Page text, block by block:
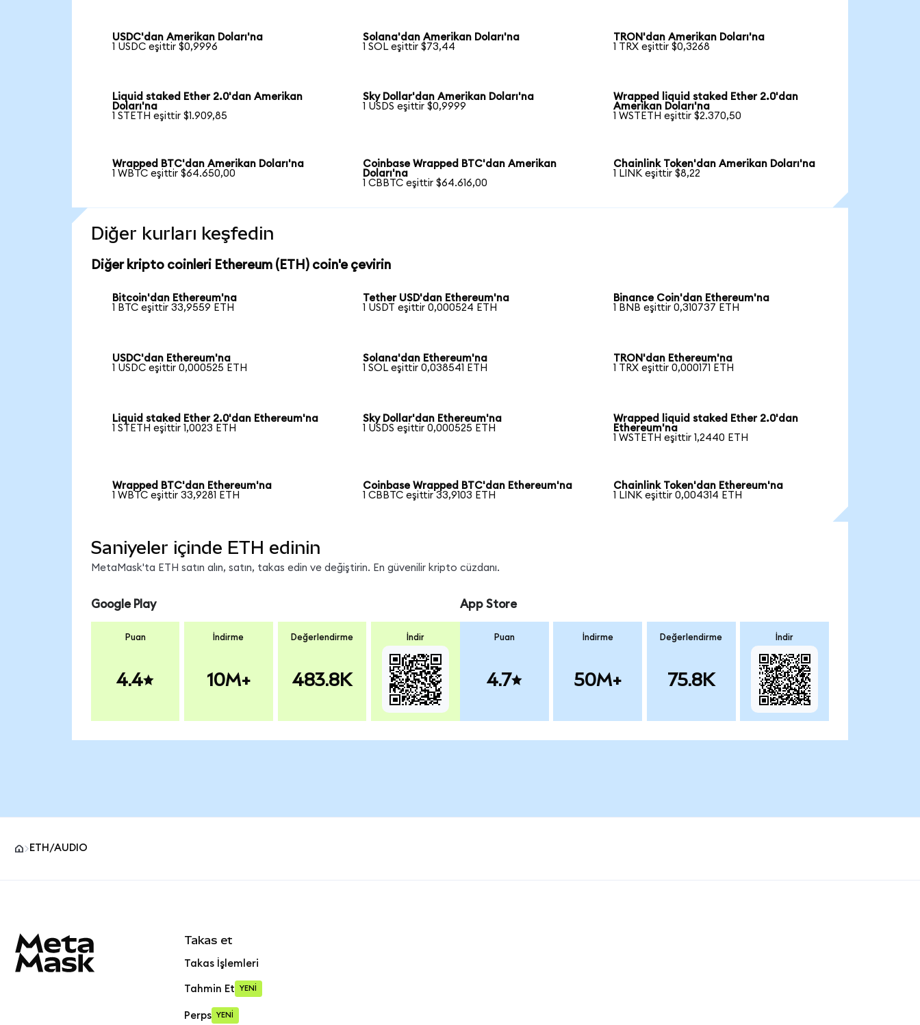
USDC'dan Amerikan Doları'na
1 USDC eşittir $0,9996
Solana'dan Amerikan Doları'na
1 SOL eşittir $73,44
TRON'dan Amerikan Doları'na
1 TRX eşittir $0,3268
Liquid staked Ether 2.0'dan Amerikan
Doları'na
1 STETH eşittir $1.909,85
Sky Dollar'dan Amerikan Doları'na
1 USDS eşittir $0,9999
Wrapped liquid staked Ether 2.0'dan
Amerikan Doları'na
1 WSTETH eşittir $2.370,50
Wrapped BTC'dan Amerikan Doları'na
1 WBTC eşittir $64.650,00
Coinbase Wrapped BTC'dan Amerikan
Doları'na
1 CBBTC eşittir $64.616,00
Chainlink Token'dan Amerikan Doları'na
1 LINK eşittir $8,22
Diğer kurları keşfedin
Diğer kripto coinleri Ethereum (ETH) coin'e çevirin
Bitcoin'dan Ethereum'na
1 BTC eşittir 33,9559 ETH
Tether USD'dan Ethereum'na
1 USDT eşittir 0,000524 ETH
Binance Coin'dan Ethereum'na
1 BNB eşittir 0,310737 ETH
USDC'dan Ethereum'na
1 USDC eşittir 0,000525 ETH
Solana'dan Ethereum'na
1 SOL eşittir 0,038541 ETH
TRON'dan Ethereum'na
1 TRX eşittir 0,000171 ETH
Liquid staked Ether 2.0'dan Ethereum'na
1 STETH eşittir 1,0023 ETH
Sky Dollar'dan Ethereum'na
1 USDS eşittir 0,000525 ETH
Wrapped liquid staked Ether 2.0'dan
Ethereum'na
1 WSTETH eşittir 1,2440 ETH
Wrapped BTC'dan Ethereum'na
1 WBTC eşittir 33,9281 ETH
Coinbase Wrapped BTC'dan Ethereum'na
1 CBBTC eşittir 33,9103 ETH
Chainlink Token'dan Ethereum'na
1 LINK eşittir 0,004314 ETH
Saniyeler içinde ETH edinin
MetaMask'ta ETH satın alın, satın, takas edin ve değiştirin. En güvenilir kripto cüzdanı.
Google Play
Puan
4.4
İndirme
10M+
Değerlendirme
483.8K
İndir
App Store
Puan
4.7
İndirme
50M+
Değerlendirme
75.8K
İndir
ETH/AUDIO
Takas et
Takas İşlemleri
Tahmin Et YENİ
Perps YENİ